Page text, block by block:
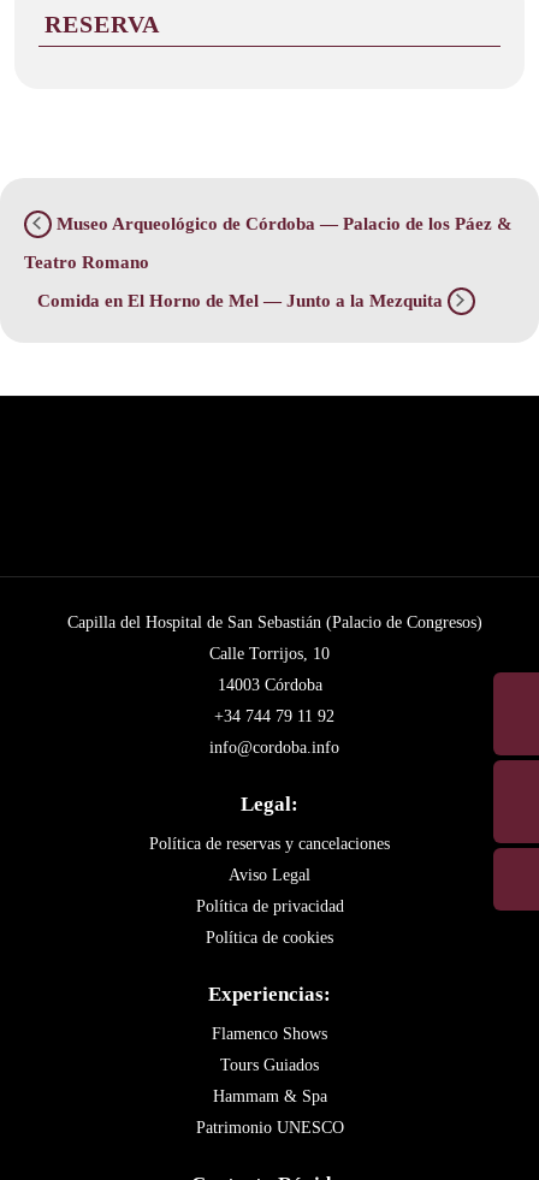
RESERVA
Museo Arqueológico de Córdoba — Palacio de los Páez &
Teatro Romano
Comida en El Horno de Mel — Junto a la Mezquita
Capilla del Hospital de San Sebastián (Palacio de Congresos)
Calle Torrijos, 10
14003 Córdoba
+34 744 79 11 92
info@cordoba.info
Legal:
Política de reservas y cancelaciones
Aviso Legal
Política de privacidad
Política de cookies
Experiencias:
Flamenco Shows
Tours Guiados
Hammam & Spa
Patrimonio UNESCO